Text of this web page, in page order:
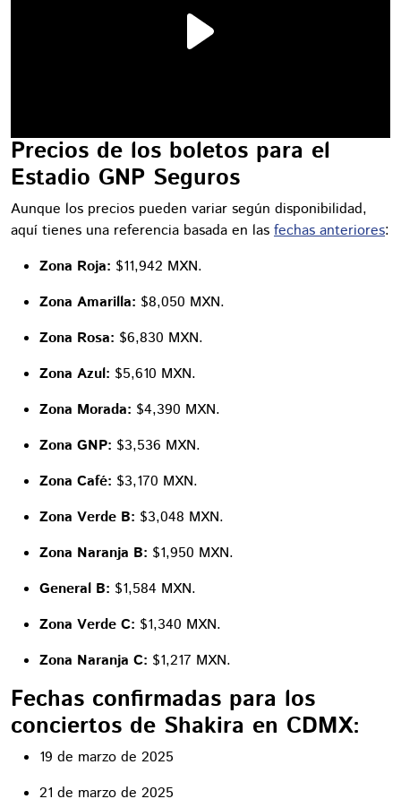
Precios de los boletos para el
Estadio GNP Seguros
Aunque los precios pueden variar según disponibilidad,
aquí tienes una referencia basada en las fechas anteriores:
Zona Roja: $11,942 MXN.
Zona Amarilla: $8,050 MXN.
Zona Rosa: $6,830 MXN.
Zona Azul: $5,610 MXN.
Zona Morada: $4,390 MXN.
Zona GNP: $3,536 MXN.
Zona Café: $3,170 MXN.
Zona Verde B: $3,048 MXN.
Zona Naranja B: $1,950 MXN.
General B: $1,584 MXN.
Zona Verde C: $1,340 MXN.
Zona Naranja C: $1,217 MXN.
Fechas confirmadas para los
conciertos de Shakira en CDMX:
19 de marzo de 2025
21 de marzo de 2025